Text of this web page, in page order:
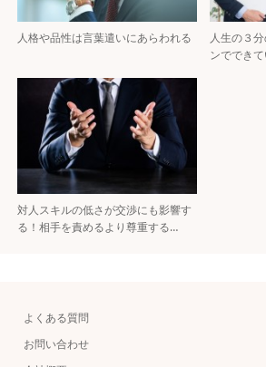
人格や品性は言葉遣いにあらわれる
人生の３
ンででき
対人スキルの低さが交渉にも影響す
る！相手を責めるより尊重する…
よくある質問
お問い合わせ